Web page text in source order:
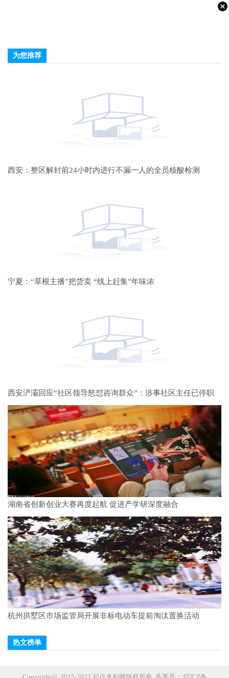
为您推荐
西安：整区解封前24小时内进行不漏一人的全员核酸检测
宁夏：“草根主播”把货卖 “线上赶集”年味浓
西安浐灞回应“社区领导怒怼咨询群众”：涉事社区主任已停职
湖南省创新创业大赛再度起航 促进产学研深度融合
杭州拱墅区市场监管局开展非标电动车提前淘汰置换活动
热文榜单